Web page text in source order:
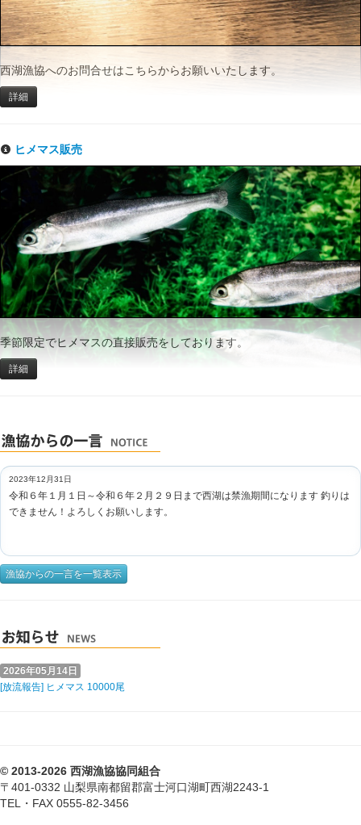
西湖漁協へのお問合せはこちらからお願いいたします。
詳細
ヒメマス販売
季節限定でヒメマスの直接販売をしております。
詳細
2023年12月31日
令和６年１月１日～令和６年２月２９日まで西湖は禁漁期間になります 釣りは
できません！よろしくお願いします。
漁協からの一言を一覧表示
2026年05月14日
[放流報告] ヒメマス 10000尾
© 2013-2026 西湖漁協協同組合
〒401-0332 山梨県南都留郡富士河口湖町西湖2243-1
TEL・FAX 0555-82-3456